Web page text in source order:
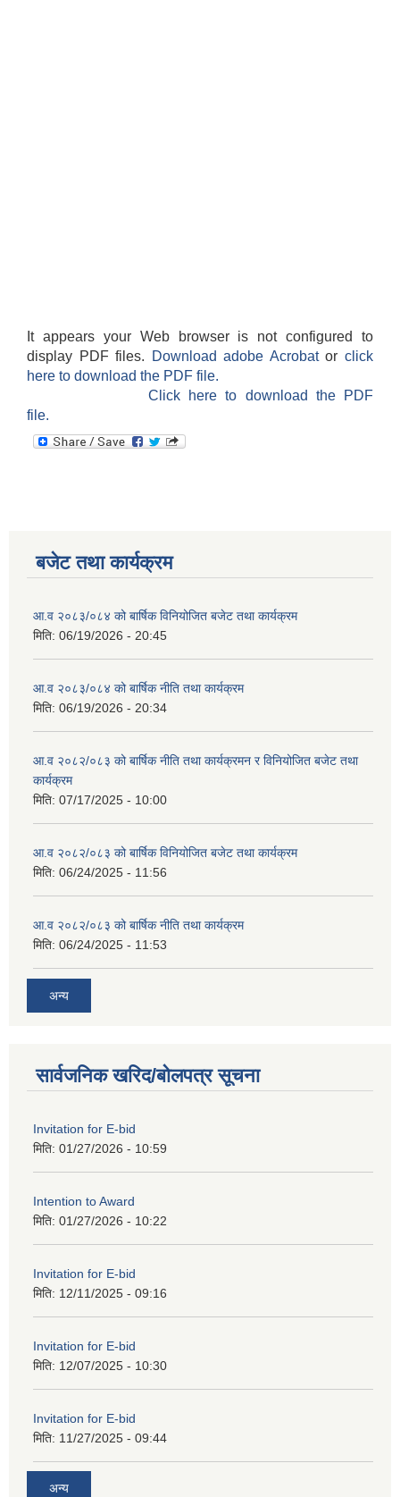
It appears your Web browser is not configured to
display PDF files.
Download adobe Acrobatorclick
here to download the PDF file.
Click here to download the PDF
file.
बजेट तथा कार्यक्रम
आ.व २०८३/०८४ को बार्षिक विनियोजित बजेट तथा कार्यक्रम
मिति: 06/19/2026 - 20:45
आ.व २०८३/०८४ को बार्षिक नीति तथा कार्यक्रम
मिति: 06/19/2026 - 20:34
आ.व २०८२/०८३ को बार्षिक नीति तथा कार्यक्रमन र विनियोजित बजेट तथा
कार्यक्रम
मिति: 07/17/2025 - 10:00
आ.व २०८२/०८३ को बार्षिक विनियोजित बजेट तथा कार्यक्रम
मिति: 06/24/2025 - 11:56
आ.व २०८२/०८३ को बार्षिक नीति तथा कार्यक्रम
मिति: 06/24/2025 - 11:53
अन्य
सार्वजनिक खरिद/बोलपत्र सूचना
Invitation for E-bid
मिति: 01/27/2026 - 10:59
Intention to Award
मिति: 01/27/2026 - 10:22
Invitation for E-bid
मिति: 12/11/2025 - 09:16
Invitation for E-bid
मिति: 12/07/2025 - 10:30
Invitation for E-bid
मिति: 11/27/2025 - 09:44
अन्य